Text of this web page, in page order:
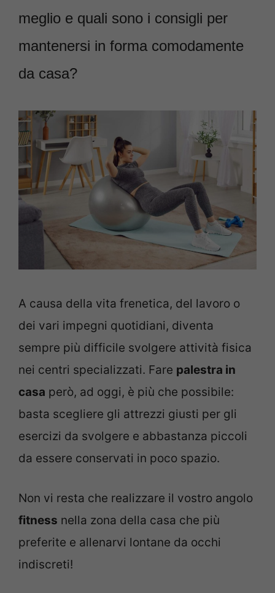
meglio e quali sono i consigli per
mantenersi in forma comodamente
da casa?
A causa della vita frenetica, del lavoro o
dei vari impegni quotidiani, diventa
sempre più difficile svolgere attività fisica
nei centri specializzati. Fare palestra in
casa però, ad oggi, è più che possibile:
basta scegliere gli attrezzi giusti per gli
esercizi da svolgere e abbastanza piccoli
da essere conservati in poco spazio.
Non vi resta che realizzare il vostro angolo
fitness nella zona della casa che più
preferite e allenarvi lontane da occhi
indiscreti!